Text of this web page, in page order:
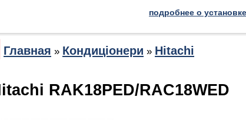
подробнее о
Главная » Кондиціонери » Hitachi
RAK18PED/RAC18WED